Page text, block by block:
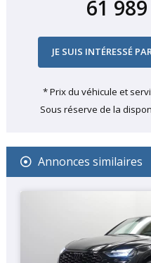
61
* Prix du véhicule et
Sous réserve de la
Annonces similaires